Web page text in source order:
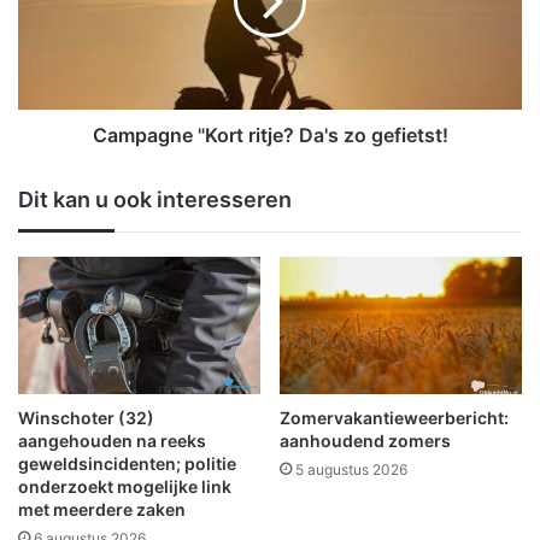
S
e
m
d
e
n
e
i
l
i
g
e
"
t
r
i
j
e
D
a
'
s
z
o
Campagne "Kort ritje? Da's zo gefietst!
Dit kan u ook interesseren
Winschoter (32)
aangehouden na reeks
geweldsincidenten; politie
onderzoekt mogelijke link
met meerdere zaken
Zomervakantieweerbericht:
aanhoudend zomers
5 augustus 2026